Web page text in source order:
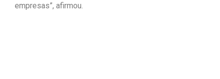
empresas”, afirmou.